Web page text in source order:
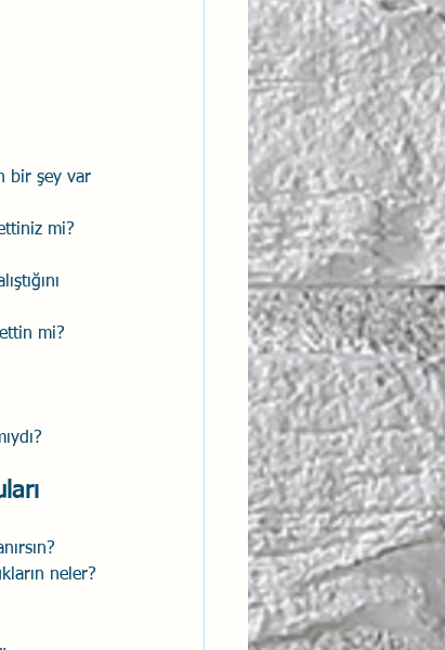
bir şey var
mi?
mi?
neler?